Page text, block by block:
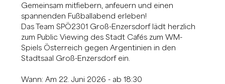
Gemeinsam mitfiebern, anfeuern und einen
spannenden Fußballabend erleben!
Das Team SPÖ2301 Groß-Enzersdorf lädt herzlich
zum Public Viewing des Stadt Cafés zum WM-
Spiels Österreich gegen Argentinien in den
Stadtsaal Groß-Enzersdorf ein.
Wann: Am 22. Juni 2026 - ab 18:30